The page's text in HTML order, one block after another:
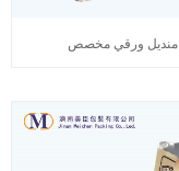
منديل ورقي مخصص